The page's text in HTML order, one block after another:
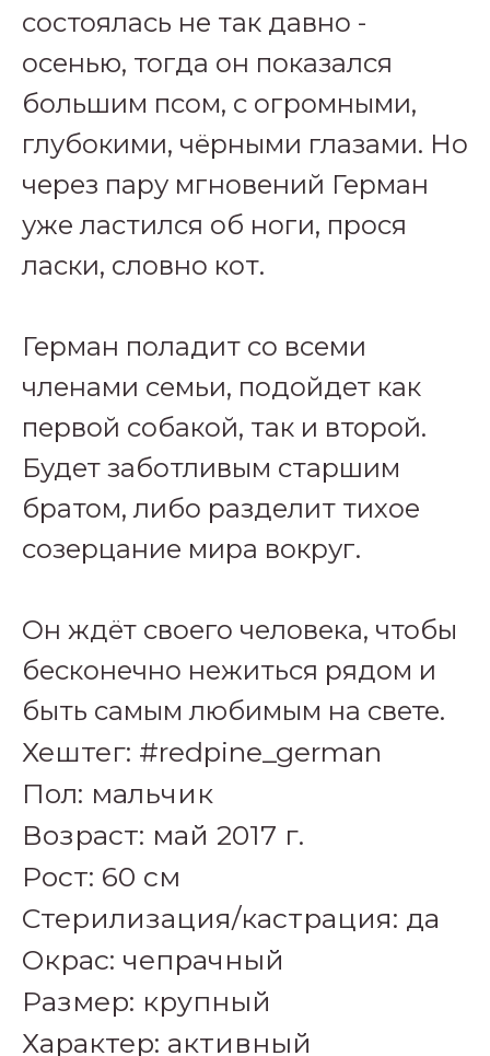
состоялась не так давно -
осенью, тогда он показался
большим псом, с огромными,
глубокими, чёрными глазами. Но
через пару мгновений Герман
уже ластился об ноги, прося
ласки, словно кот.
Герман поладит со всеми
членами семьи, подойдет как
первой собакой, так и второй.
Будет заботливым старшим
братом, либо разделит тихое
созерцание мира вокруг.
Он ждёт своего человека, чтобы
бесконечно нежиться рядом и
быть самым любимым на свете.
Хештег: #redpine_german
Пол: мальчик
Возраст: май 2017 г.
Рост: 60 см
Стерилизация/кастрация: да
Окрас: чепрачный
Размер: крупный
Характер: активный